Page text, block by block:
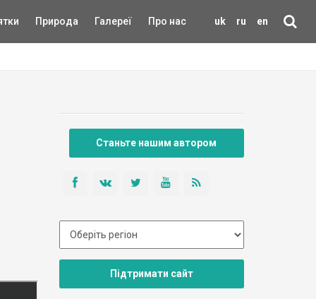
uk ru en
Природа Галереї Про нас
Станьте нашим автором
Підтримати сайт